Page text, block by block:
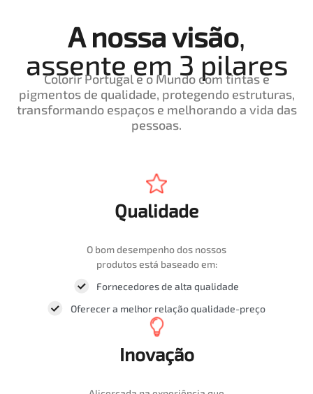
A nossa visão,
assente em 3 pilares
Colorir Portugal e o Mundo com tintas e
pigmentos de qualidade, protegendo estruturas,
transformando espaços e melhorando a vida das
pessoas.
Qualidade
O bom desempenho dos nossos
produtos está baseado em:
Fornecedores de alta qualidade
Oferecer a melhor relação qualidade-preço
Inovação